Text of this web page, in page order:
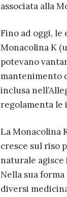
associata alla
Fino ad oggi,
Monacolina K
potevano
mantenimento
inclusa
regolamenta
La Monacolina
cresce sul riso
naturale
Nella sua
diversi